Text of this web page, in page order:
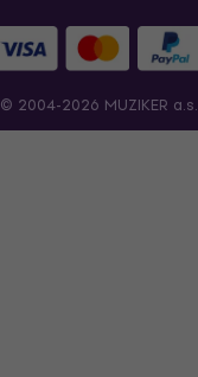
© 2004-2026 MUZIKER a.s.